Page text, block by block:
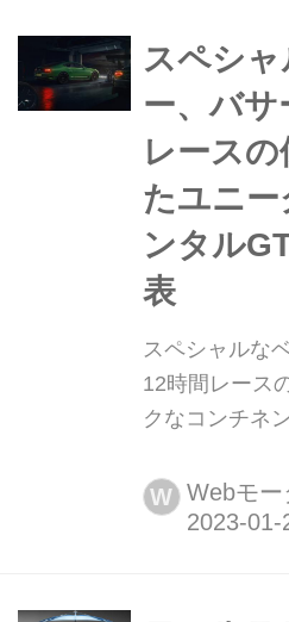
(Motor
スペシ
ー、バサ
レースの
たユニ
ンタル
表
スペシャルな
12時間レース
クなコンチネ
マリナーとベ
2020年にベン
W Webモー